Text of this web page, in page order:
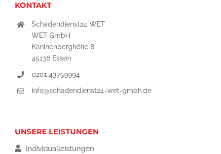
KONTAKT
Schadendienst24 WET
WET GmbH
Kaninenberghöhe 8
45136 Essen
0201 43759994
info@schadendienst24-wet-gmbh.de
UNSERE LEISTUNGEN
Individualleistungen